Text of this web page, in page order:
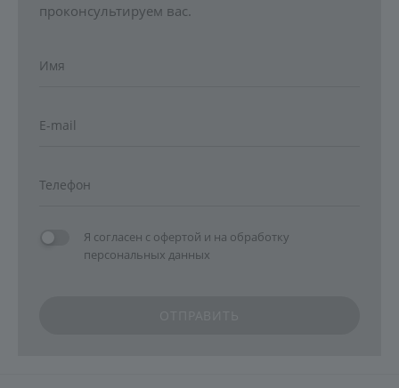
проконсультируем вас.
Я согласен с офертой и на обработку
персональных данных